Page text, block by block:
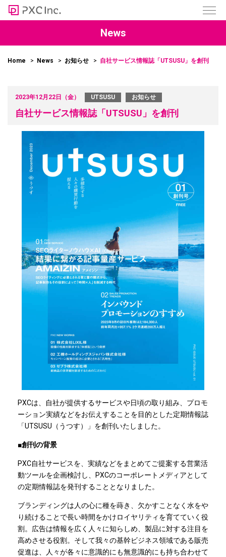
News
Home News お知らせ 自社サービス情報誌「UTSUSU」を創刊
2023年12月22日（金） UTSUSU お知らせ
自社サービス情報誌「UTSUSU」を創刊
PXCは、自社が提供するサービスや日頃の取り組み、プロモ
ーション実績などをお伝えすることを目的とした定期情報誌
「UTSUSU（うつす）」を創刊いたしました。
■創刊の背景
PXC自社サービスを、実績などをまとめてご提案する営業活
動ツールを企画検討し、PXCのコーポレートメディアとして
の定期情報誌を発刊することとなりました。
ブランディングは人の心に種を蒔き、欠かすことなく水をや
り続けることで長い時間をかけロイヤリティを育てていく役
割。広告は情報を広く人々に知らしめ、製品に対する注目を
高めさせる役割。そして我々の基幹ビジネス領域である販売
促進は、人々が各々に意識的にも無意識的にも持ち合わせて